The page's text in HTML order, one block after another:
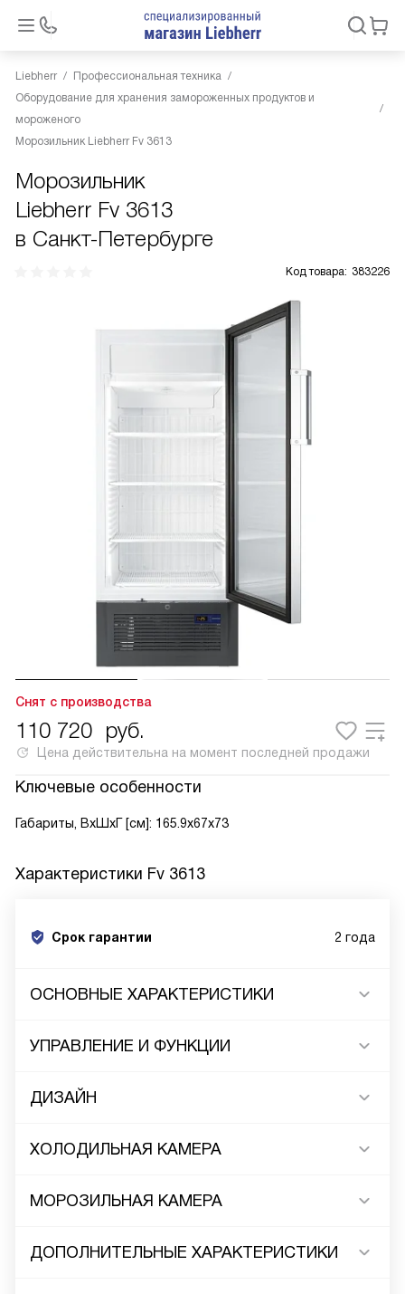
Liebherr
Профессиональная техника
Оборудование для хранения замороженных продуктов и
мороженого
Морозильник Liebherr Fv 3613
Морозильник
Liebherr Fv 3613
в Санкт-Петербурге
Код товара: 383226
Снят с производства
110 720 руб.
Цена действительна на момент последней продажи
Ключевые особенности
Габариты, ВxШxГ [см]: 165.9x67x73
Характеристики Fv 3613
Срок гарантии 2 года
ОСНОВНЫЕ ХАРАКТЕРИСТИКИ
УПРАВЛЕНИЕ И ФУНКЦИИ
ДИЗАЙН
ХОЛОДИЛЬНАЯ КАМЕРА
МОРОЗИЛЬНАЯ КАМЕРА
ДОПОЛНИТЕЛЬНЫЕ ХАРАКТЕРИСТИКИ